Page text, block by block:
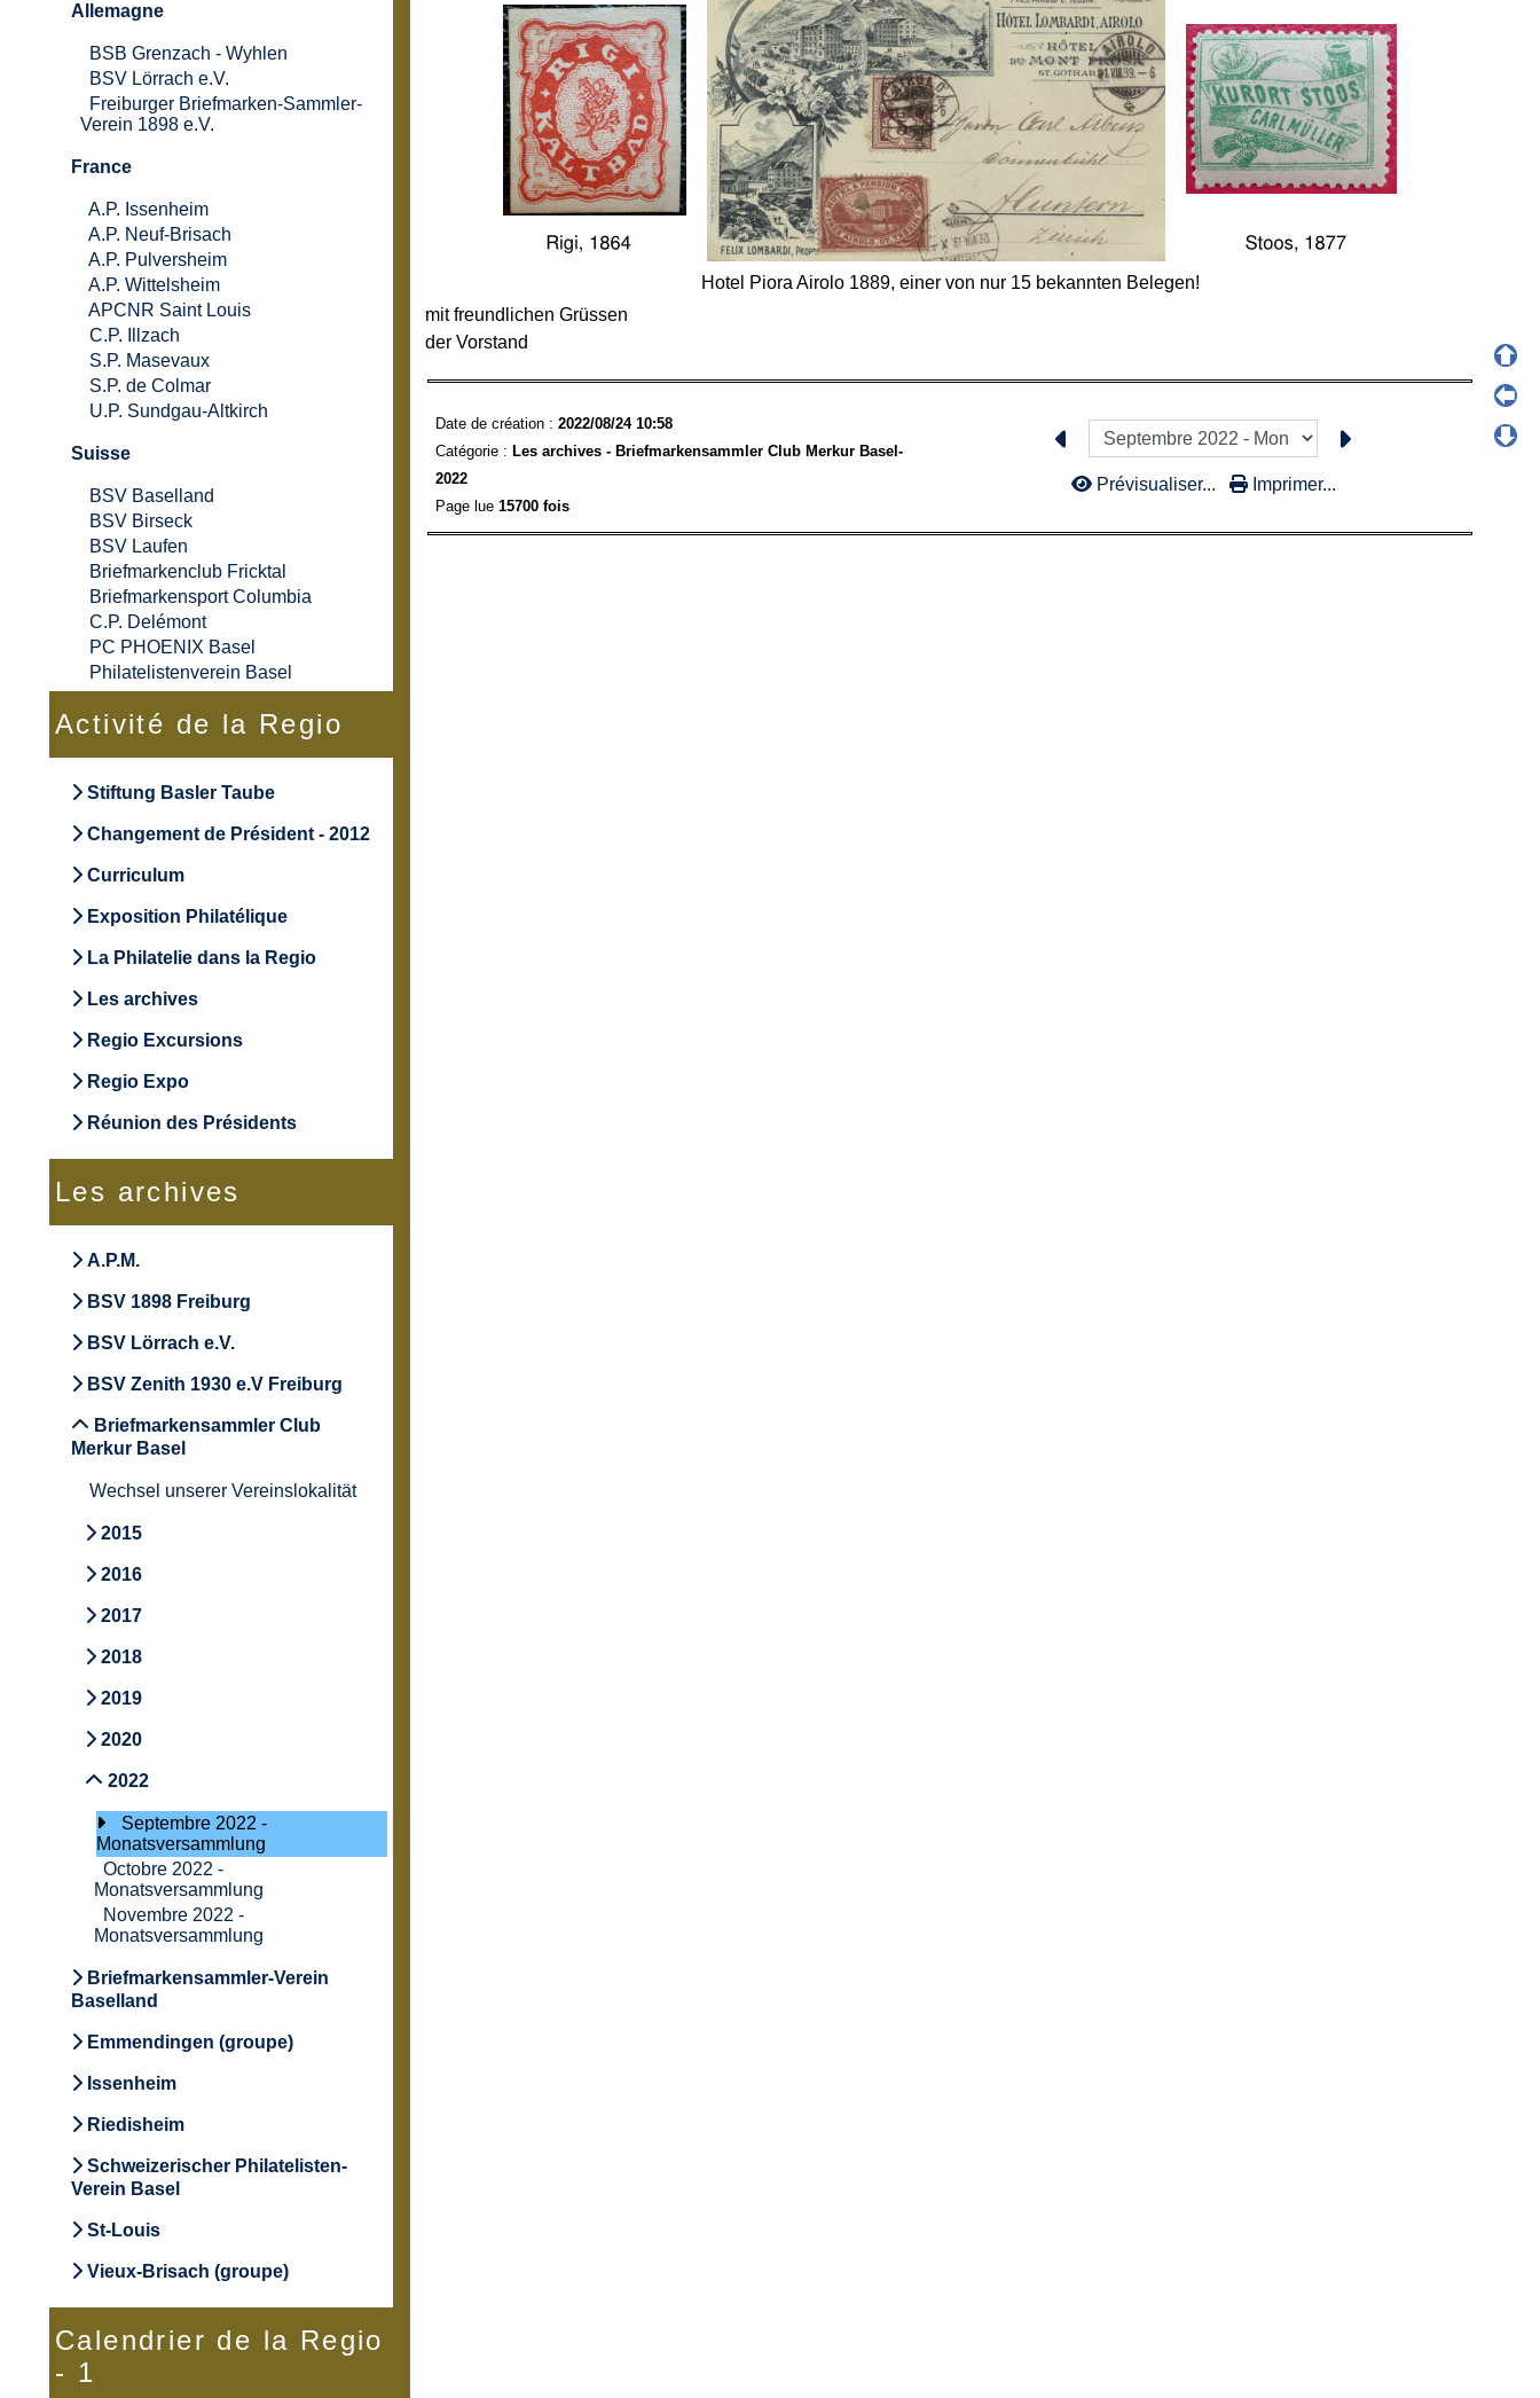
Allemagne
BSB Grenzach - Wyhlen
BSV Lörrach e.V.
Freiburger Briefmarken-Sammler-
Verein 1898 e.V.
France
A.P. Issenheim
A.P. Neuf-Brisach
A.P. Pulversheim
A.P. Wittelsheim
APCNR Saint Louis
C.P. Illzach
S.P. Masevaux
S.P. de Colmar
U.P. Sundgau-Altkirch
Suisse
BSV Baselland
BSV Birseck
BSV Laufen
Briefmarkenclub Fricktal
Briefmarkensport Columbia
C.P. Delémont
PC PHOENIX Basel
Philatelistenverein Basel
Activité de la Regio
Stiftung Basler Taube
Changement de Président - 2012
Curriculum
Exposition Philatélique
La Philatelie dans la Regio
Les archives
Regio Excursions
Regio Expo
Réunion des Présidents
Les archives
A.P.M.
BSV 1898 Freiburg
BSV Lörrach e.V.
BSV Zenith 1930 e.V Freiburg
Briefmarkensammler Club
Merkur Basel
Wechsel unserer Vereinslokalität
2015
2016
2017
2018
2019
2020
2022
Septembre 2022 -
Monatsversammlung
Octobre 2022 -
Monatsversammlung
Novembre 2022 -
Monatsversammlung
Briefmarkensammler-Verein
Baselland
Emmendingen (groupe)
Issenheim
Riedisheim
Schweizerischer Philatelisten-
Verein Basel
St-Louis
Vieux-Brisach (groupe)
Calendrier de la Regio
- 1
Hotel Piora Airolo 1889, einer von nur 15 bekannten Belegen!
mit freundlichen Grüssen
der Vorstand
Date de création : 2022/08/24 10:58
Catégorie : Les archives - Briefmarkensammler Club Merkur Basel-
2022
Page lue 15700 fois
Prévisualiser... Imprimer...